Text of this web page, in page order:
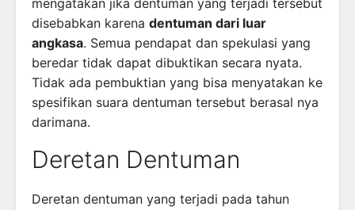
mengatakan jika dentuman yang terjadi tersebut
disebabkan karena dentuman dari luar
angkasa. Semua pendapat dan spekulasi yang
beredar tidak dapat dibuktikan secara nyata.
Tidak ada pembuktian yang bisa menyatakan ke
spesifikan suara dentuman tersebut berasal nya
darimana.
Deretan Dentuman
Deretan dentuman yang terjadi pada tahun